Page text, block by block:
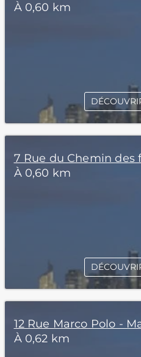
À 0,60 km
7 Rue du Chemin des
À 0,60 km
12 Rue Marco Polo -
À 0,62 km